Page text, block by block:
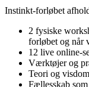
Instinkt-forløbet
2 fysiske
forløbet og når
12 live online-
Værktøjer og
Teori og
Fællesskab